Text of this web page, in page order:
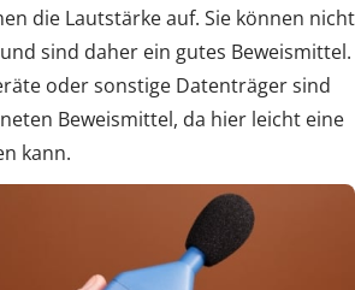
die Lautstärke auf. Sie können nicht
sind daher ein gutes Beweismittel.
oder sonstige Datenträger sind
Beweismittel, da hier leicht eine
kann.